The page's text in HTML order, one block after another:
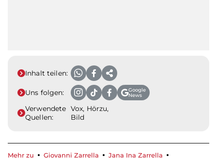
Inhalt teilen:
Uns folgen:
Google
News
Verwendete
Quellen:
Vox, Hörzu,
Bild
Mehr zu Giovanni Zarrella Jana Ina Zarrella